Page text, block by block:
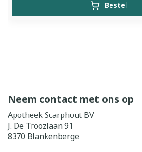
Bestel
Neem contact met ons op
Apotheek Scarphout BV
J. De Troozlaan 91
8370 Blankenberge